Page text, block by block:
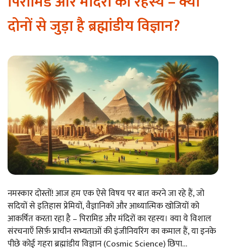
दोनों से जुड़ा है ब्रह्मांडीय विज्ञान?
नमस्कार दोस्तों! आज हम एक ऐसे विषय पर बात करने जा रहे हैं, जो
सदियों से इतिहास प्रेमियों, वैज्ञानिकों और आध्यात्मिक खोजियों को
आकर्षित करता रहा है – पिरामिड और मंदिरों का रहस्य। क्या ये विशाल
संरचनाएँ सिर्फ़ प्राचीन सभ्यताओं की इंजीनियरिंग का कमाल हैं, या इनके
पीछे कोई गहरा ब्रह्मांडीय विज्ञान (Cosmic Science) छिपा…